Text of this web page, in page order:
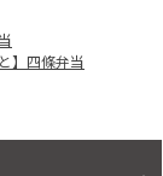
】四條弁当